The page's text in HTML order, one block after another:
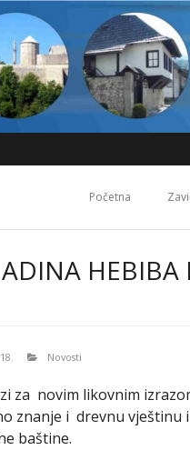
Početna
Novosti
za novim likovnim
znanje i drevnu
baštine.